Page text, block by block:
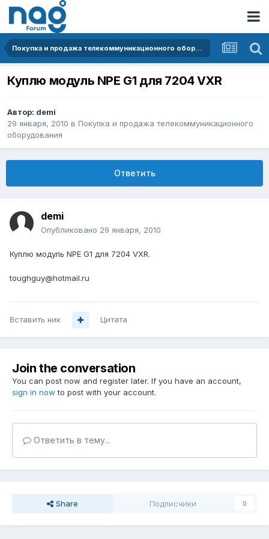
Покупка и продажа телекоммуникационного оборудования
Куплю модуль NPE G1 для 7204 VXR
Автор: demi
29 января, 2010 в Покупка и продажа телекоммуникационного
оборудования
Ответить
demi
Опубликовано 29 января, 2010
Куплю модуль NPE G1 для 7204 VXR.
toughguy@hotmail.ru
Вставить ник Цитата
Join the conversation
You can post now and register later. If you have an account,
sign in now to post with your account.
Ответить в тему...
Share Подписчики 0